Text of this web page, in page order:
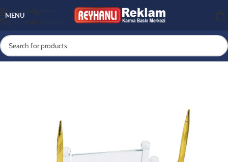
Skip to navigation
Skip to main content
MENU